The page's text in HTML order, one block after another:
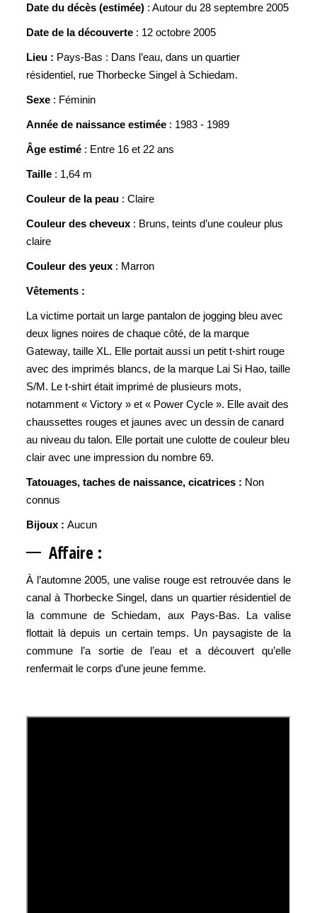
Date du décès (estimée) : Autour du 28 septembre 2005
Date de la découverte : 12 octobre 2005
Lieu : Pays-Bas : Dans l’eau, dans un quartier
résidentiel, rue Thorbecke Singel à Schiedam.
Sexe : Féminin
Année de naissance estimée : 1983 - 1989
Âge estimé : Entre 16 et 22 ans
Taille : 1,64 m
Couleur de la peau : Claire
Couleur des cheveux : Bruns, teints d’une couleur plus
claire
Couleur des yeux : Marron
Vêtements :
La victime portait un large pantalon de jogging bleu avec
deux lignes noires de chaque côté, de la marque
Gateway, taille XL. Elle portait aussi un petit t-shirt rouge
avec des imprimés blancs, de la marque Lai Si Hao, taille
S/M. Le t-shirt était imprimé de plusieurs mots,
notamment « Victory » et « Power Cycle ». Elle avait des
chaussettes rouges et jaunes avec un dessin de canard
au niveau du talon. Elle portait une culotte de couleur bleu
clair avec une impression du nombre 69.
Tatouages, taches de naissance, cicatrices : Non
connus
Bijoux : Aucun
Affaire :
À l’automne 2005, une valise rouge est retrouvée dans le
canal à Thorbecke Singel, dans un quartier résidentiel de
la commune de Schiedam, aux Pays-Bas. La valise
flottait là depuis un certain temps. Un paysagiste de la
commune l’a sortie de l’eau et a découvert qu’elle
renfermait le corps d’une jeune femme.